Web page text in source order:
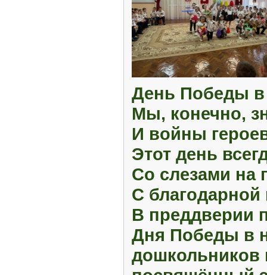
День Победы в
Мы, конечно,
И войны
Этот день
Со слезами на
С
В преддверии
Дня Победы в
дошкольников